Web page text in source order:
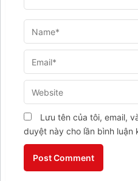
Lưu tên của tôi, email,
duyệt này cho lần bình luận